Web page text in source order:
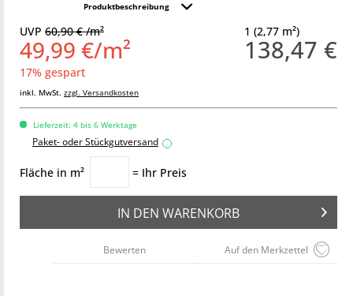
Produktbeschreibung
1 (2,77 m²)
138,47 €
UVP 60,90 € /m²
49,99 €/m²
17% gespart
inkl. MwSt. zzgl. Versandkosten
Lieferzeit: 4 bis 6 Werktage
Paket- oder Stückgutversand i
Fläche in m² = Ihr Preis
IN DEN WARENKORB
Auf den Merkzettel
Bewerten